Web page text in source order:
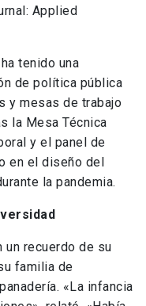
Applied
tenido una
de política pública
y mesas de trabajo
la Mesa Técnica
y el panel de
en el diseño del
la pandemia.
un recuerdo de su
familia de
«La infancia